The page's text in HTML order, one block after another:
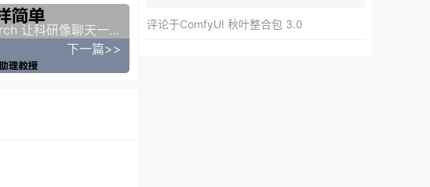
清华大学《DeepSeek+DeepResearch 让科研像聊天一样简单》
下一篇>>
评论于ComfyUI 秋叶整合包 3.0